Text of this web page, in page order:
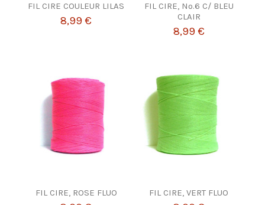
FIL CIRE COULEUR LILAS
8,99 €
FIL CIRE, Nº.6 C/ BLEU
CLAIR
8,99 €
FIL CIRE, ROSE FLUO FIL CIRE, VERT FLUO